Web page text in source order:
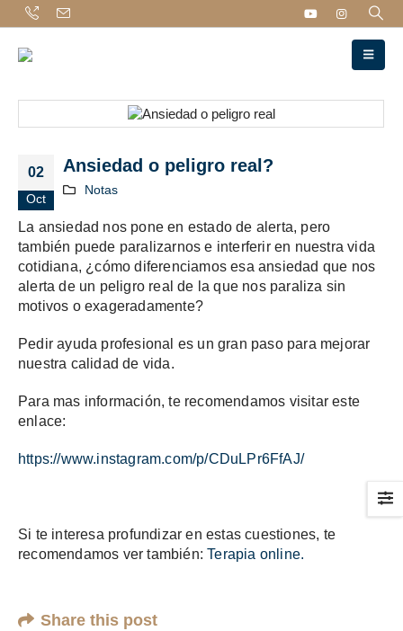
02
Oct
Ansiedad o peligro real?
Notas
La ansiedad nos pone en estado de alerta, pero
también puede paralizarnos e interferir en nuestra vida
cotidiana, ¿cómo diferenciamos esa ansiedad que nos
alerta de un peligro real de la que nos paraliza sin
motivos o exageradamente?
Pedir ayuda profesional es un gran paso para mejorar
nuestra calidad de vida.
Para mas información, te recomendamos visitar este
enlace:
https://www.instagram.com/p/CDuLPr6FfAJ/
Si te interesa profundizar en estas cuestiones, te
recomendamos ver también:Terapia online.
Share this post